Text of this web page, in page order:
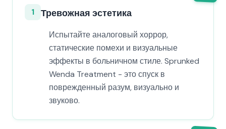
1 Тревожная эстетика
Испытайте аналоговый хоррор,
статические помехи и визуальные
эффекты в больничном стиле. Sprunked
Wenda Treatment - это спуск в
поврежденный разум, визуально и
звуково.